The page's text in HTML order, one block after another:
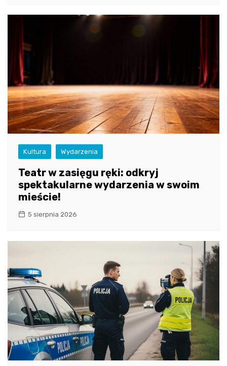
Kultura Wydarzenia
Teatr w zasięgu ręki: odkryj
spektakularne wydarzenia w swoim
mieście!
5 sierpnia 2026